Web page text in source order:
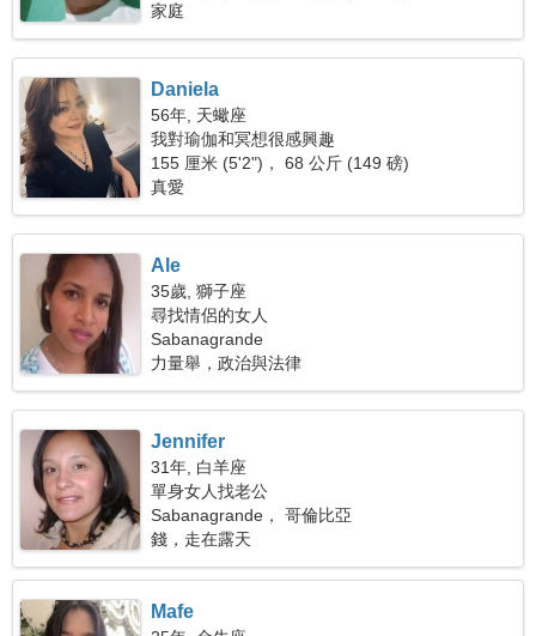
家庭
Daniela
56年, 天蠍座
我對瑜伽和冥想很感興趣
155 厘米 (5'2")， 68 公斤 (149 磅)
真愛
Ale
35歲, 獅子座
尋找情侶的女人
Sabanagrande
力量舉，政治與法律
Jennifer
31年, 白羊座
單身女人找老公
Sabanagrande， 哥倫比亞
錢，走在露天
Mafe